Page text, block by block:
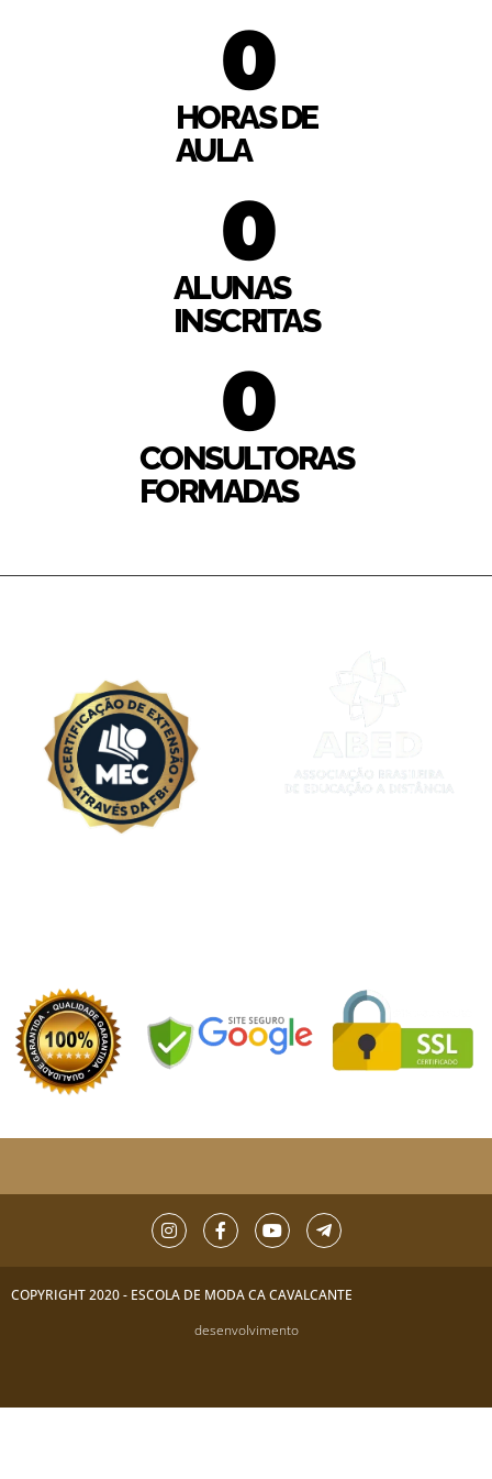
HORAS DE
AULA
0
ALUNAS
INSCRITAS
0
CONSULTORAS
FORMADAS
0
COPYRIGHT 2020 - ESCOLA DE MODA CA CAVALCANTE
desenvolvimento